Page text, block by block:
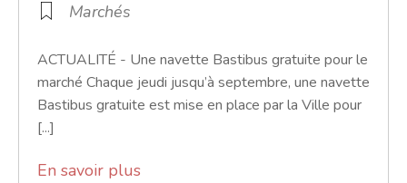
Marchés
ACTUALITÉ - Une navette Bastibus gratuite pour le
marché Chaque jeudi jusqu’à septembre, une navette
Bastibus gratuite est mise en place par la Ville pour
[...]
En savoir plus